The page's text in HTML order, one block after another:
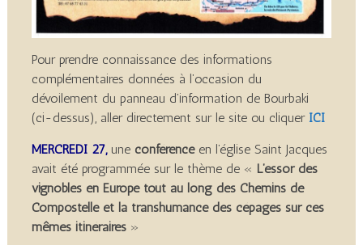
Pour prendre connaissance des informations
complémentaires données à l’occasion du
dévoilement du panneau d’information de Bourbaki
(ci-dessus), aller directement sur le site ou cliquer ICI
MERCREDI 27, uneconférence en l’église Saint Jacques
avait été programmée sur le thème de « L’essor des
vignobles en Europe tout au long des Chemins de
Compostelle et la transhumance des cépages sur ces
mêmes itinéraires»